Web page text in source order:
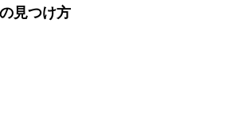
見つけ方